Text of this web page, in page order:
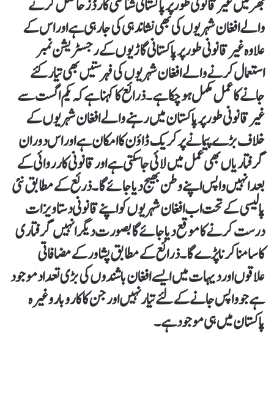
بھر میں غیر قانونی طور پر پاکستانی شناختی کارڈز حاصل کرنے
والے افغان شہریوں کی بھی نشاندہی کی جارہی ہے اور اس کے
علاوہ غیر قانونی طور پر پاکستانی گاڑیوں کے رجسٹریشن نمبر
استعمال کرنے والے افغان شہریوں کی فہرستیں بھی تیار کئے
جانے کا عمل مکمل ہو چکا ہے۔ ذرائع کا کہنا ہے کہ یکم اگست سے
غیر قانونی طور پر پاکستان میں رہنے والے افغان شہریوں کے
خلاف بڑے پیمانے پر کریک ڈاؤن کا امکان ہے اور اس دوران
گرفتاریاں بھی عمل میں لائی جاسکتی ہے اور قانونی کارروائی کے
بعد انہیں واپس اپنے وطن بھیج دیا جائے گا۔ ذرئع کے مطابق نئی
پالیسی کے تحت اب افغان شہریوں کو اپنے قانونی دستاویزات
درست کرنے کا موقع دیا جائے گا بصورت دیگر انہیں گرفتاری
کا سامنا کرنا پڑے گا۔ ذرائع کے مطابق پشاور کے مضافاتی
علاقوں اور دیہات میں ایسے افغان باشندوں کی بڑی تعداد موجود
ہے جو واپس جانے کے لئے تیار نہیں اور جن کا کاروبار وغیرہ
پاکستان میں ہی موجود ہے۔